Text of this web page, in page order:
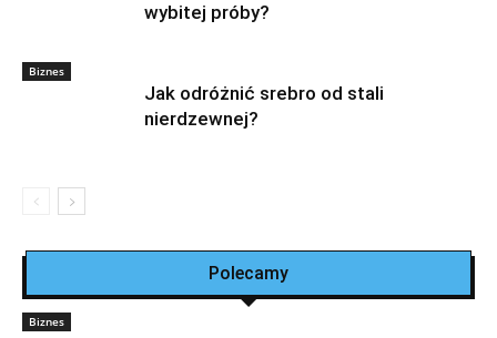
wybitej próby?
Biznes
Jak odróżnić srebro od stali
nierdzewnej?
Polecamy
Biznes